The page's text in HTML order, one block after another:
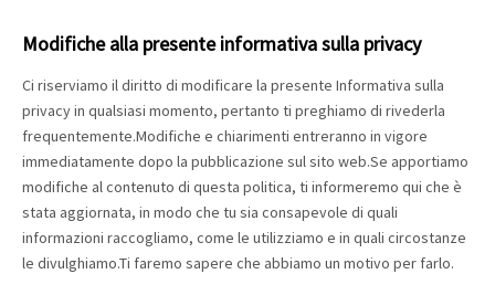
Modifiche alla presente informativa sulla privacy
Ci riserviamo il diritto di modificare la presente Informativa sulla
privacy in qualsiasi momento, pertanto ti preghiamo di rivederla
frequentemente.Modifiche e chiarimenti entreranno in vigore
immediatamente dopo la pubblicazione sul sito web.Se apportiamo
modifiche al contenuto di questa politica, ti informeremo qui che è
stata aggiornata, in modo che tu sia consapevole di quali
informazioni raccogliamo, come le utilizziamo e in quali circostanze
le divulghiamo.Ti faremo sapere che abbiamo un motivo per farlo.